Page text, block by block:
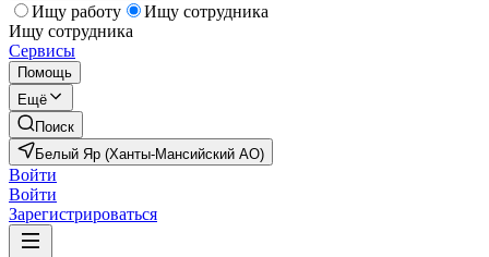
Ищу работу
Ищу сотрудника
Ищу сотрудника
Сервисы
Помощь
Ещё
Поиск
Белый Яр (Ханты-Мансийский АО)
Войти
Войти
Зарегистрироваться